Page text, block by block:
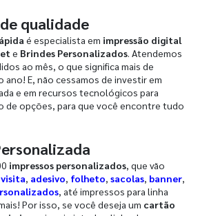
qualidade
é especialista em impressão digital
e Brindes Personalizados. Atendemos
ao mês, o que significa mais de
ano! E, não cessamos de investir em
e em recursos tecnológicos para
de opções, para que você encontre tudo
impressos personalizados, que vão
, adesivo, folheto, sacolas, banner,
, até impressos para linha
Por isso, se você deseja um cartão